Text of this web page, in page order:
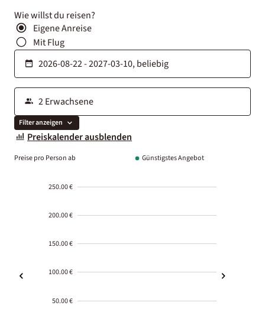
Wie willst du reisen?
Eigene Anreise
Mit Flug
Filter anzeigen
Preiskalender ausblenden
Preise pro Person ab Günstigstes Angebot
250.00 €
200.00 €
150.00 €
100.00 €
50.00 €